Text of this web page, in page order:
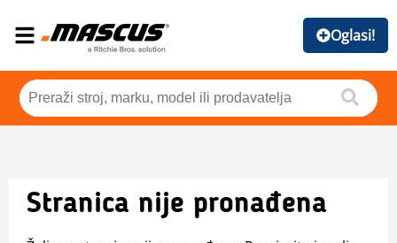
Oglasi!
Stranica nije pronađena